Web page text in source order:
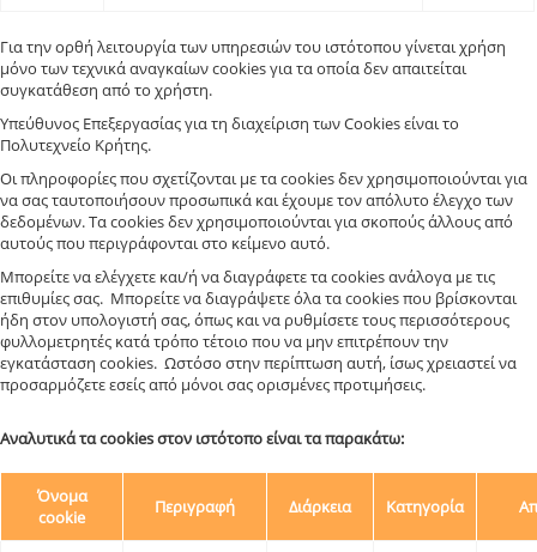
Για την ορθή λειτουργία των υπηρεσιών του ιστότοπου γίνεται χρήση
μόνο των τεχνικά αναγκαίων cookies για τα οποία δεν απαιτείται
συγκατάθεση από το χρήστη.
Υπεύθυνος Επεξεργασίας για τη διαχείριση των Cookies είναι το
Πολυτεχνείο Κρήτης.
Οι πληροφορίες που σχετίζονται με τα cookies δεν χρησιμοποιούνται για
να σας ταυτοποιήσουν προσωπικά και έχουμε τον απόλυτο έλεγχο των
δεδομένων. Τα cookies δεν χρησιμοποιούνται για σκοπούς άλλους από
αυτούς που περιγράφονται στο κείμενο αυτό.
Μπορείτε να ελέγχετε και/ή να διαγράφετε τα cookies ανάλογα με τις
επιθυμίες σας. Μπορείτε να διαγράψετε όλα τα cookies που βρίσκονται
ήδη στον υπολογιστή σας, όπως και να ρυθμίσετε τους περισσότερους
φυλλομετρητές κατά τρόπο τέτοιο που να μην επιτρέπουν την
εγκατάσταση cookies. Ωστόσο στην περίπτωση αυτή, ίσως χρειαστεί να
προσαρμόζετε εσείς από μόνοι σας ορισμένες προτιμήσεις.
Αναλυτικά τα cookies στον ιστότοπο είναι τα παρακάτω:
Όνομα
cookie
Περιγραφή Διάρκεια Κατηγορία